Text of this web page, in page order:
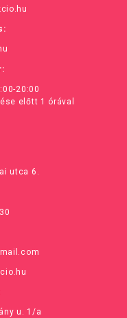
20:00
előtt 1 órával
utca 6.
u. 1/a